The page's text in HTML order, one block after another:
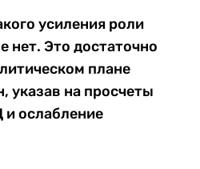
усиления роли
нет. Это достаточно
плане
указав на просчеты
и ослабление